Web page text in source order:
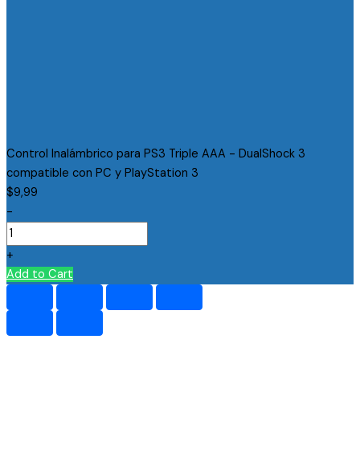
Control Inalámbrico para PS3 Triple AAA - DualShock 3
compatible con PC y PlayStation 3
$9,99
-
+
Add to Cart